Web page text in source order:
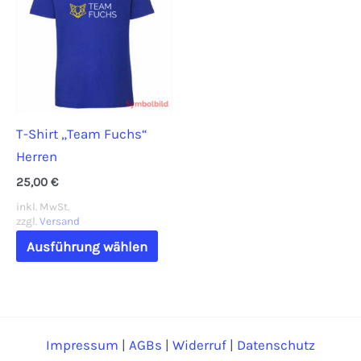
der
T-Shirt „Team Fuchs“
Herren
25,00 €
inkl. MwSt.
zzgl. Versand
Ausführung wählen
Dieses
Produkt
auf.
Impressum | AGBs | Widerruf | Datenschutz